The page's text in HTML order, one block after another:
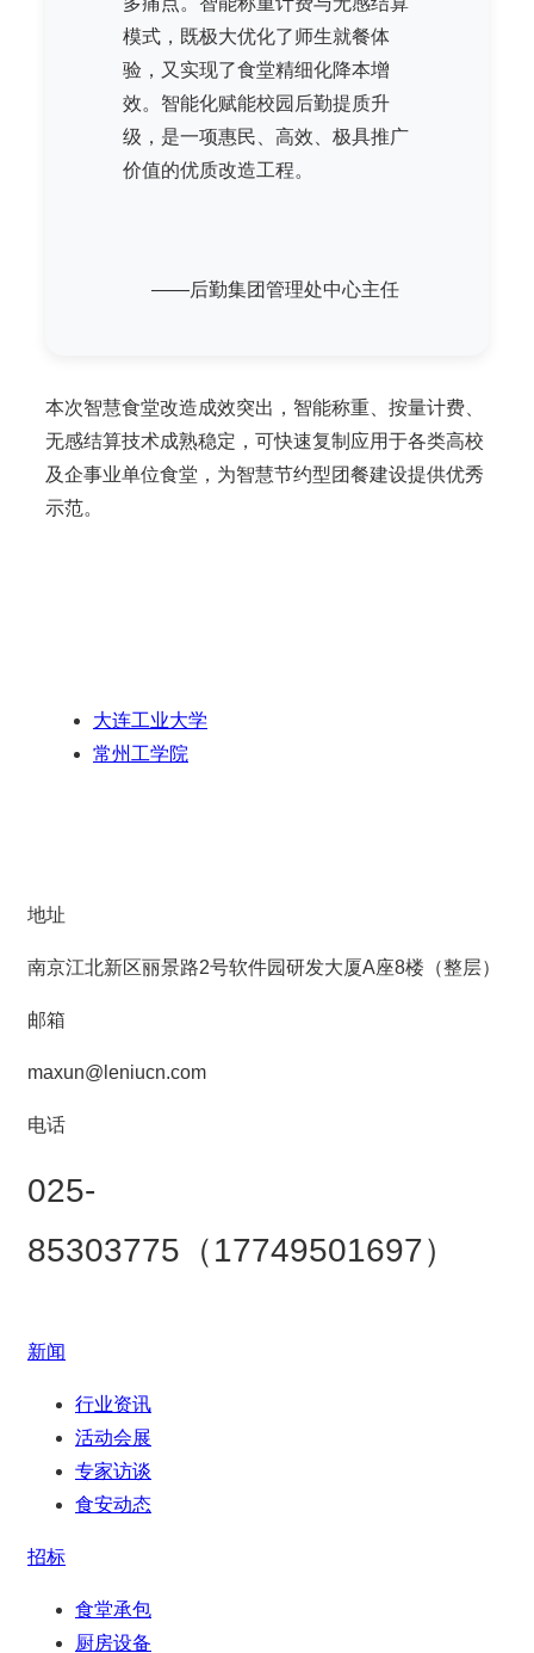
模式，既极大优化了师生就餐体
验，又实现了食堂精细化降本增
效。智能化赋能校园后勤提质升
级，是一项惠民、高效、极具推广
价值的优质改造工程。
——后勤集团管理处中心主任
本次智慧食堂改造成效突出，智能称重、按量计费、
无感结算技术成熟稳定，可快速复制应用于各类高校
及企事业单位食堂，为智慧节约型团餐建设提供优秀
示范。
大连工业大学
常州工学院
地址
南京江北新区丽景路2号软件园研发大厦A座8楼（整层）
邮箱
maxun@leniucn.com
电话
025-
85303775（17749501697）
新闻
行业资讯
活动会展
专家访谈
食安动态
招标
食堂承包
厨房设备